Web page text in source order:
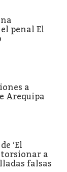
penal El
a
Arequipa
‘El
a
falsas